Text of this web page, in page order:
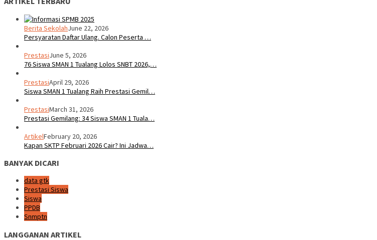
Berita SekolahJune 22, 2026
Persyaratan Daftar Ulang. Calon Peserta …
PrestasiJune 5, 2026
76 Siswa SMAN 1 Tualang Lolos SNBT 2026,…
PrestasiApril 29, 2026
Siswa SMAN 1 Tualang Raih Prestasi Gemil…
PrestasiMarch 31, 2026
Prestasi Gemilang: 34 Siswa SMAN 1 Tuala…
ArtikelFebruary 20, 2026
Kapan SKTP Februari 2026 Cair? Ini Jadwa…
BANYAK DICARI
data gtk
Prestasi Siswa
Siswa
PPDB
Snmptn
LANGGANAN ARTIKEL